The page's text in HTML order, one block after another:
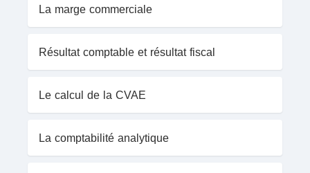
La marge commerciale
Résultat comptable et résultat fiscal
Le calcul de la CVAE
La comptabilité analytique